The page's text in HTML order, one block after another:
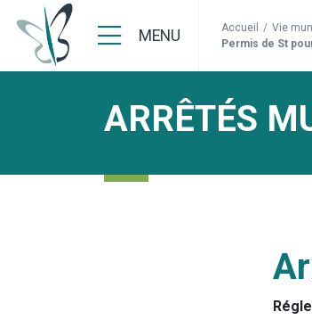
MENU Accueil / Vie
Permis de St
ARRÊTÉS